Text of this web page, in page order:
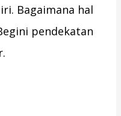
Bagaimana hal
pendekatan